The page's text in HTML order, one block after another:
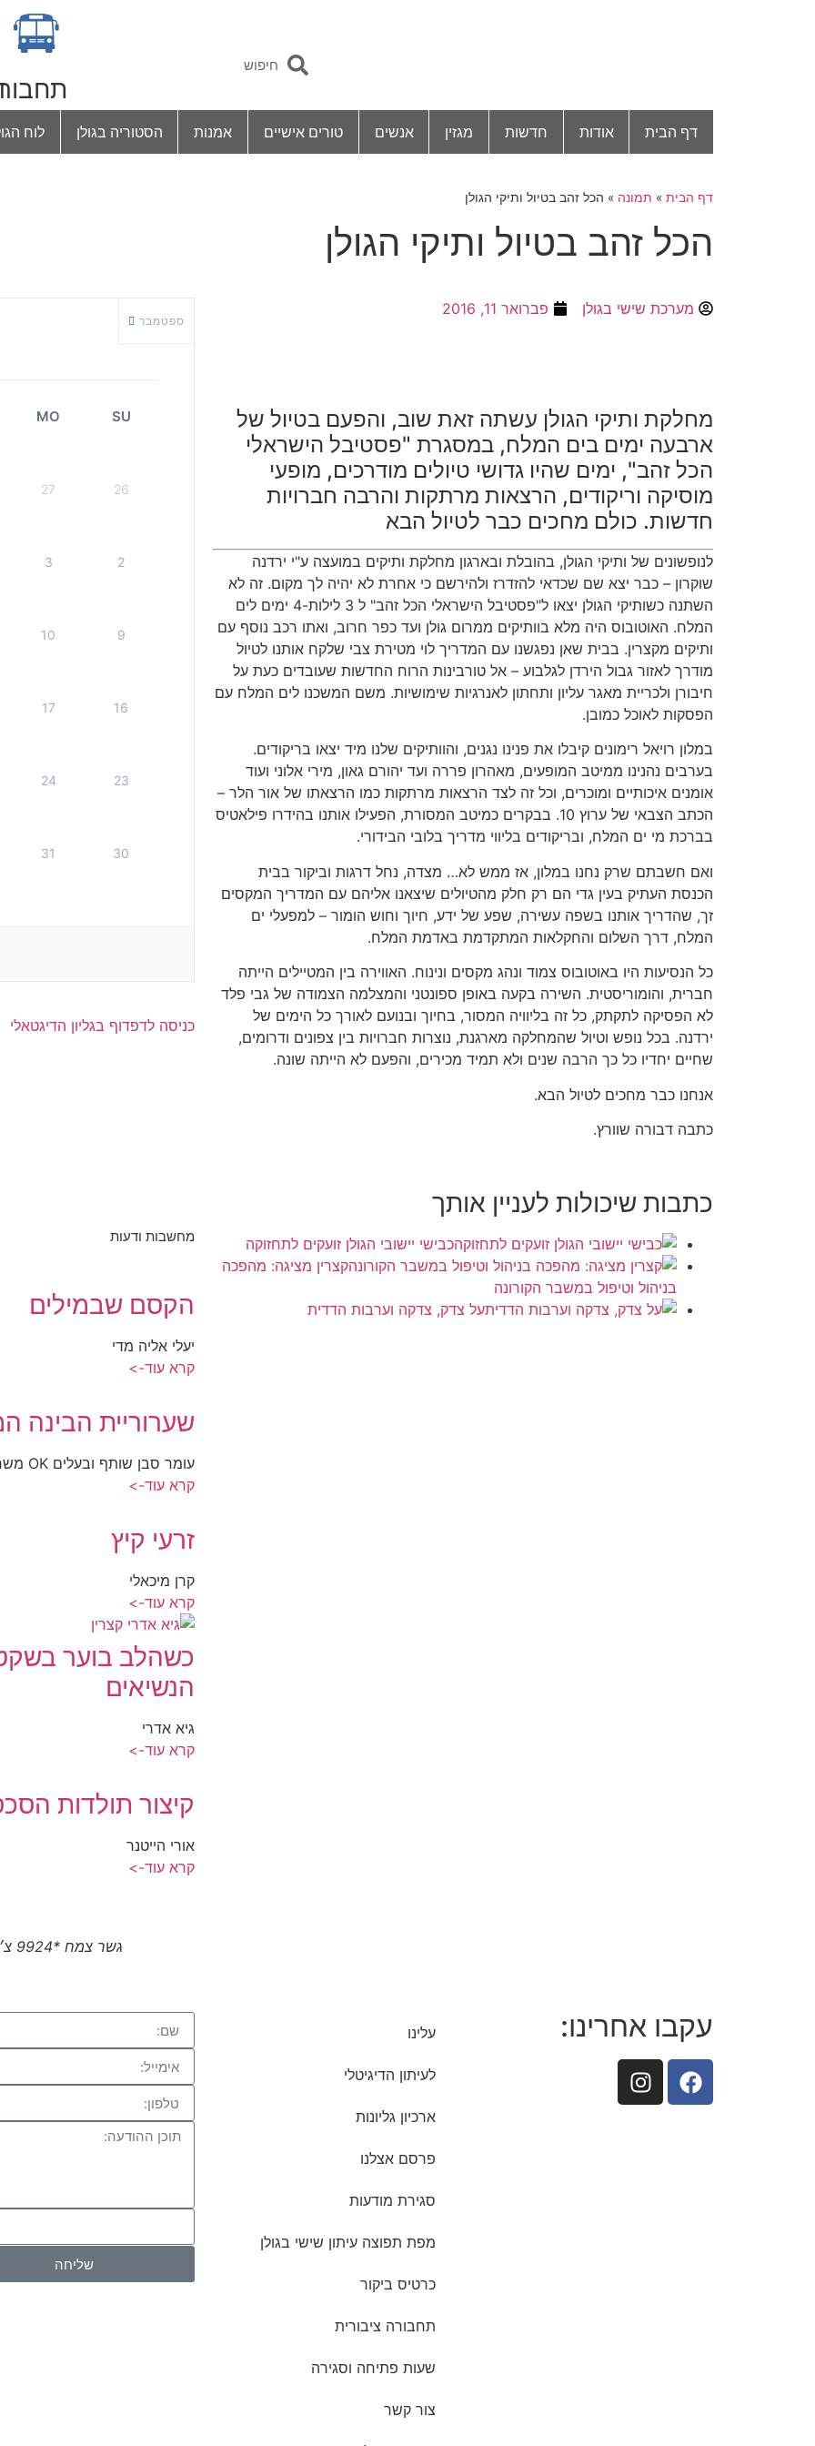
דף הבית אודות חדשות מגזין אנשים טורים אישיים אמנות הסטוריה בגולן לוח
דף הבית » תמונה » הכל זהב בטיול ותיקי הגולן
הכל זהב בטיול ותיקי הגולן
מערכת שישי בגולן פברואר 11, 2016
מחלקת ותיקי הגולן עשתה זאת שוב, והפעם בטיול של
ארבעה ימים בים המלח, במסגרת "פסטיבל הישראלי
הכל זהב", ימים שהיו גדושי טיולים מודרכים, מופעי
מוסיקה וריקודים, הרצאות מרתקות והרבה חברויות
חדשות. כולם מחכים כבר לטיול הבא
לנופשונים של ותיקי הגולן, בהובלת ובארגון מחלקת ותיקים במועצה ע"י ירדנה
שוקרון – כבר יצא שם שכדאי להזדרז ולהירשם כי אחרת לא יהיה לך מקום. זה לא
השתנה כשותיקי הגולן יצאו ל"פסטיבל הישראלי הכל זהב" ל 3 לילות-4 ימים לים
המלח. האוטובוס היה מלא בוותיקים ממרום גולן ועד כפר חרוב, ואתו רכב נוסף עם
ותיקים מקצרין. בבית שאן נפגשנו עם המדריך לוי מטירת צבי שלקח אותנו לטיול
מודרך לאזור גבול הירדן לגלבוע – אל טורבינות הרוח החדשות שעובדים כעת על
חיבורן ולכריית מאגר עליון ותחתון לאנרגיות שימושיות. משם המשכנו לים המלח עם
הפסקות לאוכל כמובן.
במלון רויאל רימונים קיבלו את פנינו נגנים, והוותיקים שלנו מיד יצאו בריקודים.
בערבים נהנינו ממיטב המופעים, מאהרון פררה ועד יהורם גאון, מירי אלוני ועוד
אומנים איכותיים ומוכרים, וכל זה לצד הרצאות מרתקות כמו הרצאתו של אור הלר –
הכתב הצבאי של ערוץ 10. בבקרים כמיטב המסורת, הפעילו אותנו בהידרו פילאטיס
בברכת מי ים המלח, ובריקודים בליווי מדריך בלובי הבידורי.
ואם חשבתם שרק נחנו במלון, אז ממש לא… מצדה, נחל דרגות וביקור בבית
הכנסת העתיק בעין גדי הם רק חלק מהטיולים שיצאנו אליהם עם המדריך המקסים
זך, שהדריך אותנו בשפה עשירה, שפע של ידע, חיוך וחוש הומור – למפעלי ים
המלח, דרך השלום והחקלאות המתקדמת באדמת המלח.
כל הנסיעות היו באוטובוס צמוד ונהג מקסים ונינוח. האווירה בין המטיילים הייתה
חברית, והומוריסטית. השירה בקעה באופן ספונטני והמצלמה הצמודה של גבי פלד
לא הפסיקה לתקתק, כל זה בליוויה המסור, בחיוך ובנועם לאורך כל הימים של
ירדנה. בכל נופש וטיול שהמחלקה מארגנת, נוצרות חברויות בין צפונים ודרומים,
שחיים יחדיו כל כך הרבה שנים ולא תמיד מכירים, והפעם לא הייתה שונה.
אנחנו כבר מחכים לטיול הבא.
כתבה דבורה שוורץ.
כתבות שיכולות לעניין אותך
כבישי יישובי הגולן זועקים לתחזוקה
קצרין מציגה: מהפכה
בניהול וטיפול במשבר הקורונה
על צדק, צדקה וערבות הדדית
ספטמבר
SU
MO
26
27
2
3
9
10
16
17
23
24
30
31
כניסה לדפדוף בגליון הדיגטאלי
מחשבות ודעות
הקסם שבמילים
יעלי אליה מדי
קרא עוד->
שערוריית הבינה
עומר סבן שותף ובעלים OK משרד פרסום, קיבוץ כפר חרוב
קרא עוד->
זרעי קיץ
קרן מיכאלי
קרא עוד->
כשהלב בוער
הנשיאים
גיא אדרי
קרא עוד->
קיצור תולדות
אורי הייטנר
קרא עוד->
גשר צמח *9924 צ׳יטו טיגו 8 פרו המותג הסיני הגיע לצפון
עקבו אחרינו: עלינו
לעיתון הדיגיטלי
ארכיון גליונות
פרסם אצלנו
סגירת מודעות
מפת תפוצה עיתון שישי בגולן
כרטיס ביקור
תחבורה ציבורית
שעות פתיחה וסגירה
צור קשר
שליחה